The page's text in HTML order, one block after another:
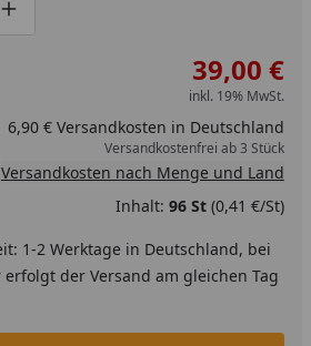
eins verringern
manuell eingeben
Produktmenge um eins erhöhen
39,00 €
inkl. 19% MwSt.
6,90 € Versandkosten in Deutschland
Versandkostenfrei ab 3 Stück
Versandkosten nach Menge und Land
Inhalt: 96 St(0,41 €/St)
1-2 Werktage in Deutschland, bei
der Versand am gleichen Tag